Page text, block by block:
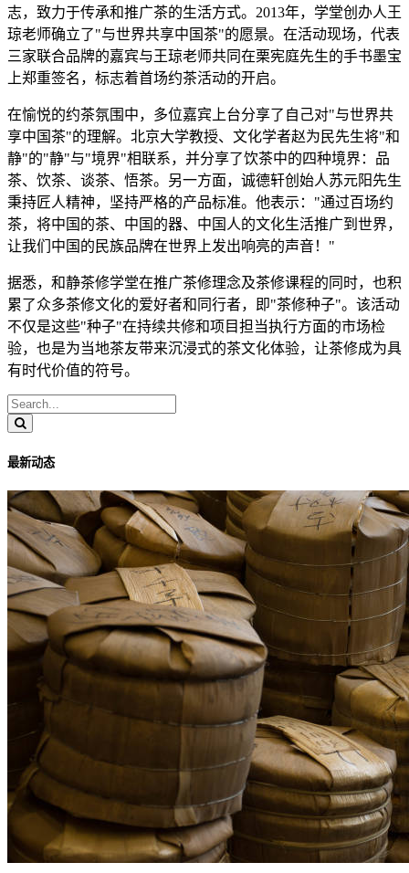
志，致力于传承和推广茶的生活方式。2013年，学堂创办人王
琼老师确立了"与世界共享中国茶"的愿景。在活动现场，代表
三家联合品牌的嘉宾与王琼老师共同在栗宪庭先生的手书墨宝
上郑重签名，标志着首场约茶活动的开启。
在愉悦的约茶氛围中，多位嘉宾上台分享了自己对"与世界共
享中国茶"的理解。北京大学教授、文化学者赵为民先生将"和
静"的"静"与"境界"相联系，并分享了饮茶中的四种境界：品
茶、饮茶、谈茶、悟茶。另一方面，诚德轩创始人苏元阳先生
秉持匠人精神，坚持严格的产品标准。他表示："通过百场约
茶，将中国的茶、中国的器、中国人的文化生活推广到世界，
让我们中国的民族品牌在世界上发出响亮的声音！"
据悉，和静茶修学堂在推广茶修理念及茶修课程的同时，也积
累了众多茶修文化的爱好者和同行者，即"茶修种子"。该活动
不仅是这些"种子"在持续共修和项目担当执行方面的市场检
验，也是为当地茶友带来沉浸式的茶文化体验，让茶修成为具
有时代价值的符号。
最新动态